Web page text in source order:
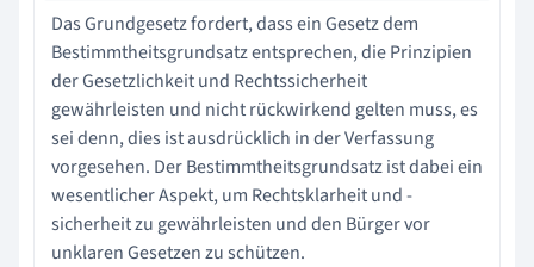
Das Grundgesetz fordert, dass ein Gesetz dem
Bestimmtheitsgrundsatz entsprechen, die Prinzipien
der Gesetzlichkeit und Rechtssicherheit
gewährleisten und nicht rückwirkend gelten muss, es
sei denn, dies ist ausdrücklich in der Verfassung
vorgesehen. Der Bestimmtheitsgrundsatz ist dabei ein
wesentlicher Aspekt, um Rechtsklarheit und -
sicherheit zu gewährleisten und den Bürger vor
unklaren Gesetzen zu schützen.